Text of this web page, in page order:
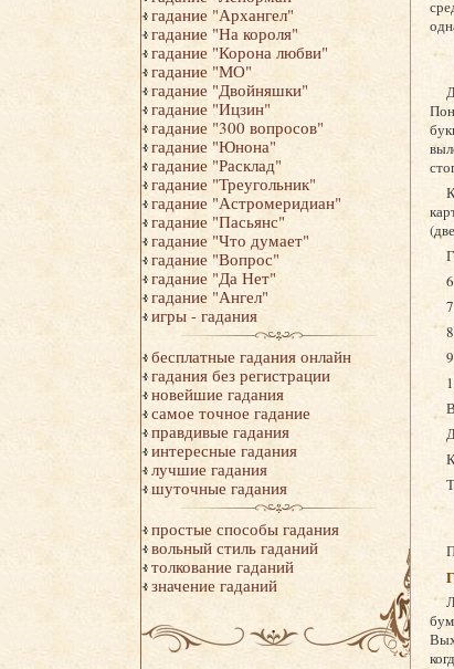
гадание "Архангел"
гадание "На короля"
гадание "Корона любви"
гадание "МО"
гадание "Двойняшки"
гадание "Ицзин"
гадание "300 вопросов"
гадание "Юнона"
гадание "Расклад"
гадание "Треугольник"
гадание "Астромеридиан"
гадание "Пасьянс"
гадание "Что думает"
гадание "Вопрос"
гадание "Да Нет"
гадание "Ангел"
игры - гадания
бесплатные гадания онлайн
гадания без регистрации
новейшие гадания
самое точное гадание
правдивые гадания
интересные гадания
лучшие гадания
шуточные гадания
простые способы гадания
вольный стиль гаданий
толкование гаданий
значение гаданий